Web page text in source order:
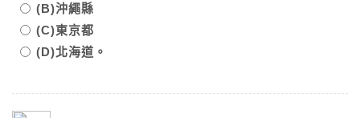
(B)沖繩縣
(C)東京都
(D)北海道。